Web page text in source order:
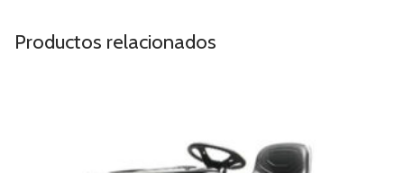
Productos relacionados